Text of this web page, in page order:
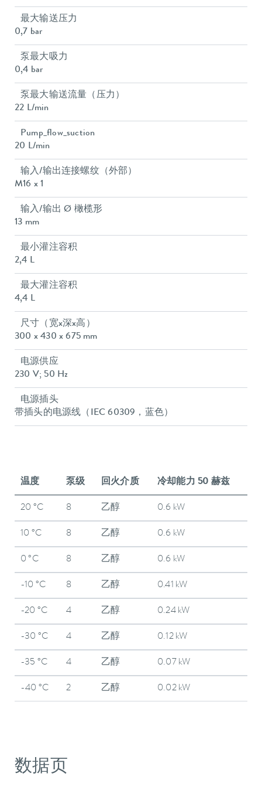
最大输送压力
0,7 bar
泵最大吸力
0,4 bar
泵最大输送流量（压力）
22 L/min
Pump_flow_suction
20 L/min
输入/输出连接螺纹（外部）
M16 x 1
输入/输出 Ø 橄榄形
13 mm
最小灌注容积
2,4 L
最大灌注容积
4,4 L
尺寸（宽x深x高）
300 x 430 x 675 mm
电源供应
230 V; 50 Hz
电源插头
带插头的电源线（IEC 60309，蓝色）
温度 泵级 回火介质 冷却能力 50 赫兹
20 °C 8 乙醇 0.6 kW
10 °C 8 乙醇 0.6 kW
0 °C 8 乙醇 0.6 kW
-10 °C 8 乙醇 0.41 kW
-20 °C 4 乙醇 0.24 kW
-30 °C 4 乙醇 0.12 kW
-35 °C 4 乙醇 0.07 kW
-40 °C 2 乙醇 0.02 kW
数据页